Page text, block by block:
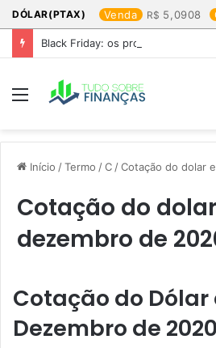
DÓLAR(PTAX) Venda 5,0908
Black Friday: os produtos que mais
Menu
Início /Termo /C /Cotação do dolar
Cotação do
dezembro de
Cotação do Dólar
Dezembro de 2020